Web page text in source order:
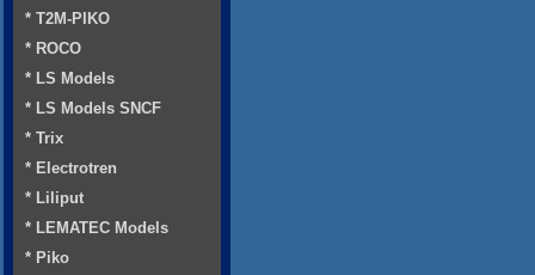
* T2M-PIKO
* ROCO
* LS Models
* LS Models SNCF
* Trix
* Electrotren
* Liliput
* LEMATEC Models
* Piko